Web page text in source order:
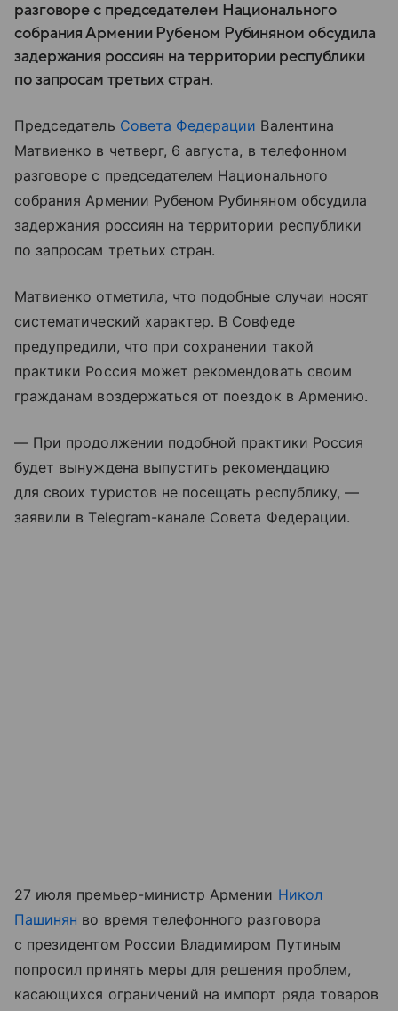
разговоре с председателем Национального
собрания Армении Рубеном Рубиняном обсудила
задержания россиян на территории республики
по запросам третьих стран.
Председатель Совета Федерации Валентина
Матвиенко в четверг, 6 августа, в телефонном
разговоре с председателем Национального
собрания Армении Рубеном Рубиняном обсудила
задержания россиян на территории республики
по запросам третьих стран.
Матвиенко отметила, что подобные случаи носят
систематический характер. В Совфеде
предупредили, что при сохранении такой
практики Россия может рекомендовать своим
гражданам воздержаться от поездок в Армению.
— При продолжении подобной практики Россия
будет вынуждена выпустить рекомендацию
для своих туристов не посещать республику, —
заявили в Telegram-канале Совета Федерации.
27 июля премьер-министр Армении Никол
Пашинян во время телефонного разговора
с президентом России Владимиром Путиным
попросил принять меры для решения проблем,
касающихся ограничений на импорт ряда товаров